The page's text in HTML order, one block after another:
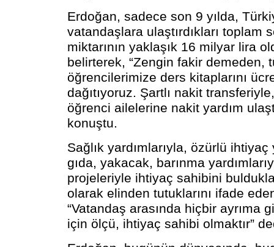
Erdoğan, sadece son 9 yılda,
vatandaşlara ulaştırdıkları toplam
miktarının yaklaşık 16 milyar lira
belirterek, “Zengin fakir demeden,
öğrencilerimize ders kitaplarını
dağıtıyoruz. Şartlı nakit
öğrenci ailelerine nakit yardım
konuştu.
Sağlık yardımlarıyla, özürlü ihtiyaç
gıda, yakacak, barınma
projeleriyle ihtiyaç sahibini
olarak elinden tutuklarını ifade
“Vatandaş arasında hiçbir ayrıma
için ölçü, ihtiyaç sahibi olmaktır”